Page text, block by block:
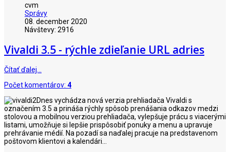
cvm
Správy
08. december 2020
Návštevy: 2916
Vivaldi 3.5 - rýchle zdieľanie URL adries
Čítať ďalej…
Počet komentárov: 4
Dnes vychádza nová verzia prehliadača Vivaldi s
označením 3.5 a prináša rýchly spôsob prenášania odkazov medzi
stolovou a mobilnou verziou prehliadača, vylepšuje prácu s viacerými
listami, umožňuje si lepšie prispôsobiť ponuky a menu a upravuje
prehrávanie médií. Na pozadí sa naďalej pracuje na predstavenom
poštovom klientovi a kalendári...